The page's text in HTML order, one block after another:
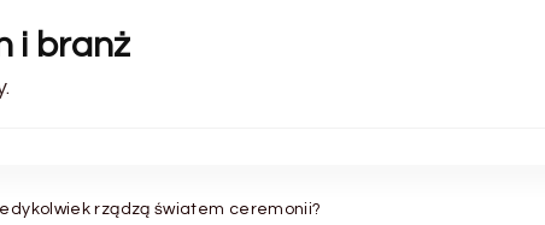
i branż
rządzą światem ceremonii?